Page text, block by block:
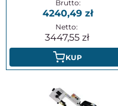
4240,49
3447,55
KUP